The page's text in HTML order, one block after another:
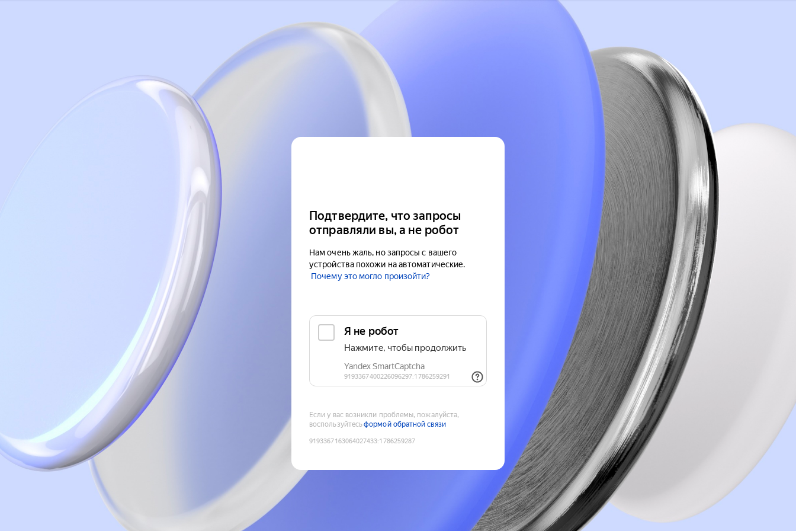
Подтвердите, что запросы
отправляли вы, а не робот
Нам очень жаль, но запросы с вашего
устройства похожи на автоматические.
Почему это могло произойти?
Если у вас возникли проблемы, пожалуйста,
воспользуйтесьформой обратной связи
9193367163064027433:1786259287